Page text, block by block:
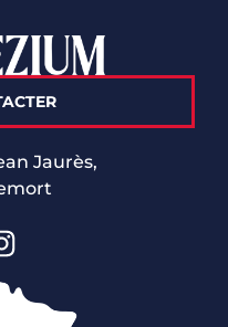
Jaurès,